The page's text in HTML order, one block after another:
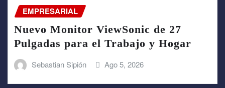
EMPRESARIAL
Nuevo Monitor ViewSonic de 27
Pulgadas para el Trabajo y Hogar
Sebastian Sipión Ago 5, 2026